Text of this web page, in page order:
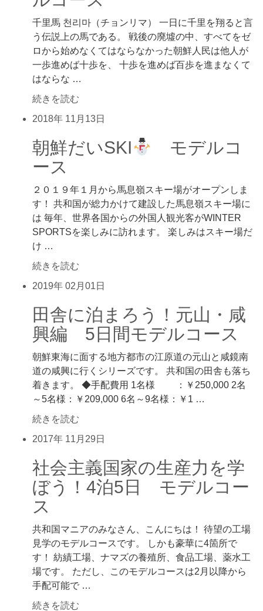
千里馬 천리마（チョンリマ） 一日に千里を翔ると言
う伝説上の馬である。 戦後の廃墟の中、すべてをゼ
ロから始めなくてはならなかった朝鮮人民は他人が
一歩進めば十歩を、 十歩を進めば百歩を進まなくて
はならな …
続きを読む
2018年 11月13日
朝鮮だいSKI
モデルコ
ース
２０１９年１月から馬息嶺スキー場がオープンしま
す！ 共和国が総力かけて建設した馬息嶺スキー場に
は 毎年、世界各国からの外国人観光客がWINTER
SPORTSを楽しみに訪れます。 楽しみはスキー場だ
け …
続きを読む
2019年 02月01日
田舎に泊まろう！元山・咸
興編 5日間モデルコース
朝鮮東海に面する地方都市の江原道の元山と咸鏡南
道の咸興に行くシリーズです。 共和国の田舎も落ち
着きます。 ◆手配費用 1名様 ：￥250,000 2名
～5名様：￥209,000 6名～9名様：￥1 …
続きを読む
2017年 11月29日
社会主義国家の生産力を学
ぼう！4泊5日 モデルコー
ス
共和国マニアのみなさん、こんにちは！ 待望の工場
見学のモデルコースです。 しかも豪華に4箇所で
す！ 紡績工場、ナマズの養殖所、食品工場、薬水工
場です。 ただし、このモデルコースは2月以降から
手配可能で …
続きを読む